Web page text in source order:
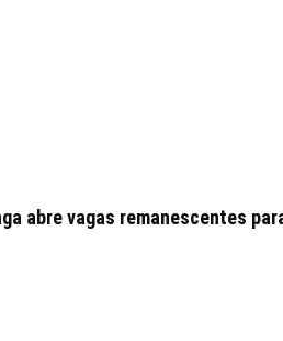
abre vagas remanescentes